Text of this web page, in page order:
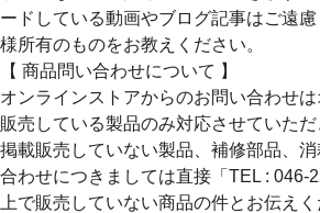
ードしている動画やブログ記事はご遠
様所有のものをお教えください。
【 商品問い合わせについて 】
オンラインストアからのお問い合わせ
販売している製品のみ対応させていた
掲載販売していない製品、補修部品、
合わせにつきましては直接「TEL : 046-
上で販売していない商品の件とお伝え